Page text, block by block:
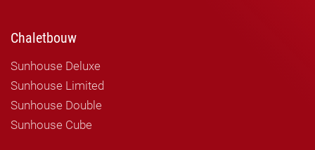
Chaletbouw
Sunhouse Deluxe
Sunhouse Limited
Sunhouse Double
Sunhouse Cube